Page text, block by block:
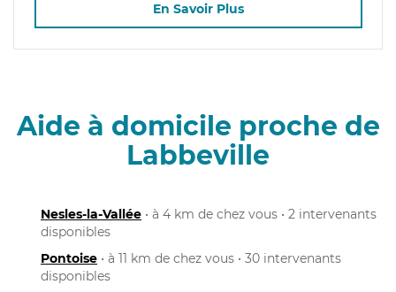
En Savoir Plus
Aide à domicile proche de
Labbeville
Nesles-la-Vallée • à 4 km de chez vous • 2 intervenants
disponibles
Pontoise • à 11 km de chez vous • 30 intervenants
disponibles